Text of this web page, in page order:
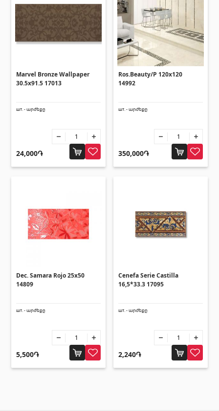
Уголки(27)
Поликарбонатные листы и
солнцезащитные навесы
Солнцезащитные навесы
(4)
Входные двери(1)
Межкомнатные двери(3)
Зонты(10)
Черепица керамическая
(13)
Строительные леса, опалубка
Все
Marvel Bronze Wallpaper
30.5x91.5 17013
шт. - արժեքը
24,000֏
Ros.Beauty/P 120x120
14992
шт. - արժեքը
350,000֏
Dec. Samara Rojo 25x50
14809
шт. - արժեքը
5,500֏
Cenefa Serie Castilla
16,5*33.3 17095
шт. - արժեքը
2,240֏